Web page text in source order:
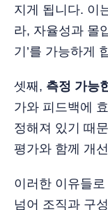
지게 됩니다. 이
라, 자율성과 몰
기’를 가능하게
셋째, 측정 가능
가와 피드백에
정해져 있기 때
평가와 함께 개
이러한 이유들
넘어 조직과 구